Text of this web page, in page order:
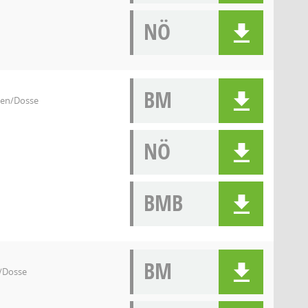
NÖ
Dosse
BM
NÖ
BMB
BM